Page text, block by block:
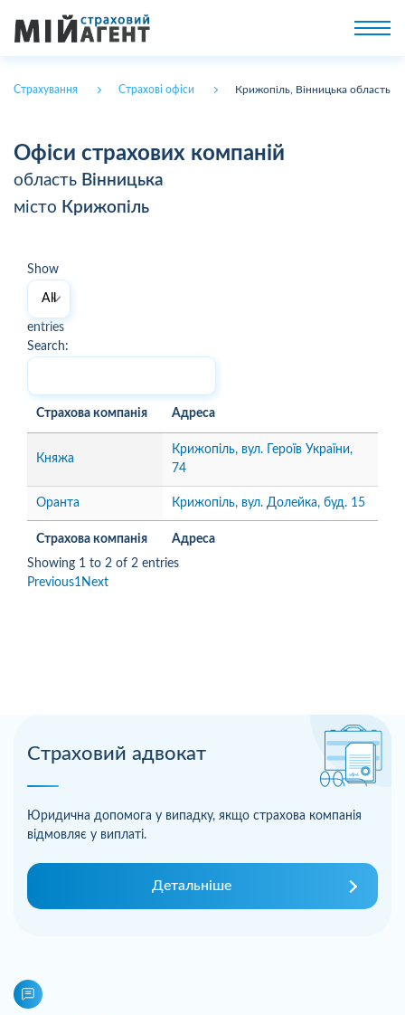
Страхування Страхові офіси Крижопіль, Вінницька область
Страховий адвокат
Юридична допомога у випадку, якщо страхова компанія
відмовляє у виплаті.
Детальніше
Офіси страхових компаній
область Вінницька
місто Крижопіль
Show
entries
Search:
Страхова компанія Адреса
Страхова компанія Адреса
Княжа
Крижопіль, вул. Героїв України,
74
Оранта Крижопіль, вул. Долейка, буд. 15
Showing 1 to 2 of 2 entries
Previous1Next